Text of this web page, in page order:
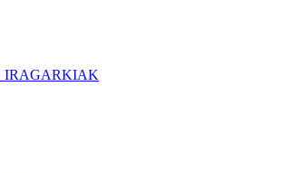
IRAGARKIAK